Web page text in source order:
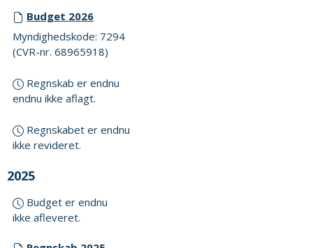
Budget 2026
Myndighedskode: 7294
(CVR-nr. 68965918)
Regnskab er endnu
endnu ikke aflagt.
Regnskabet er endnu
ikke revideret.
2025
Budget er endnu
ikke afleveret.